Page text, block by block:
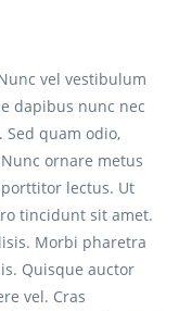
vel vestibulum
dapibus nunc nec
quam odio,
ornare metus
lectus. Ut
tincidunt sit amet.
Morbi pharetra
Quisque auctor
vel. Cras